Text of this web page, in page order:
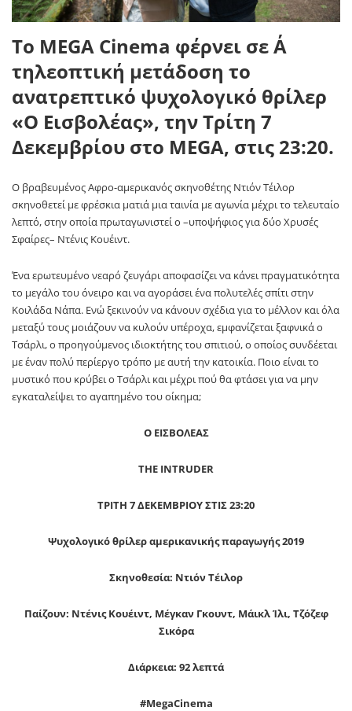
Το MEGA Cinema φέρνει σε Α΄
τηλεοπτική μετάδοση το
ανατρεπτικό ψυχολογικό θρίλερ
«Ο Εισβολέας», την Τρίτη 7
Δεκεμβρίου στο MEGA, στις 23:20.
Ο βραβευμένος Αφρο-αμερικανός σκηνοθέτης Ντιόν Τέιλορ
σκηνοθετεί με φρέσκια ματιά μια ταινία με αγωνία μέχρι το τελευταίο
λεπτό, στην οποία πρωταγωνιστεί ο –υποψήφιος για δύο Χρυσές
Σφαίρες– Ντένις Κουέιντ.
Ένα ερωτευμένο νεαρό ζευγάρι αποφασίζει να κάνει πραγματικότητα
το μεγάλο του όνειρο και να αγοράσει ένα πολυτελές σπίτι στην
Κοιλάδα Νάπα. Ενώ ξεκινούν να κάνουν σχέδια για το μέλλον και όλα
μεταξύ τους μοιάζουν να κυλούν υπέροχα, εμφανίζεται ξαφνικά ο
Τσάρλι, ο προηγούμενος ιδιοκτήτης του σπιτιού, ο οποίος συνδέεται
με έναν πολύ περίεργο τρόπο με αυτή την κατοικία. Ποιο είναι το
μυστικό που κρύβει ο Τσάρλι και μέχρι πού θα φτάσει για να μην
εγκαταλείψει το αγαπημένο του οίκημα;
Ο ΕΙΣΒΟΛΕΑΣ
THE INTRUDER
ΤΡΙΤΗ 7 ΔΕΚΕΜΒΡΙΟΥ ΣΤΙΣ 23:20
Ψυχολογικό θρίλερ αμερικανικής παραγωγής 2019
Σκηνοθεσία: Ντιόν Τέιλορ
Παίζουν: Ντένις Κουέιντ, Μέγκαν Γκουντ, Μάικλ Ίλι, Τζόζεφ
Σικόρα
Διάρκεια: 92 λεπτά
#MegaCinema